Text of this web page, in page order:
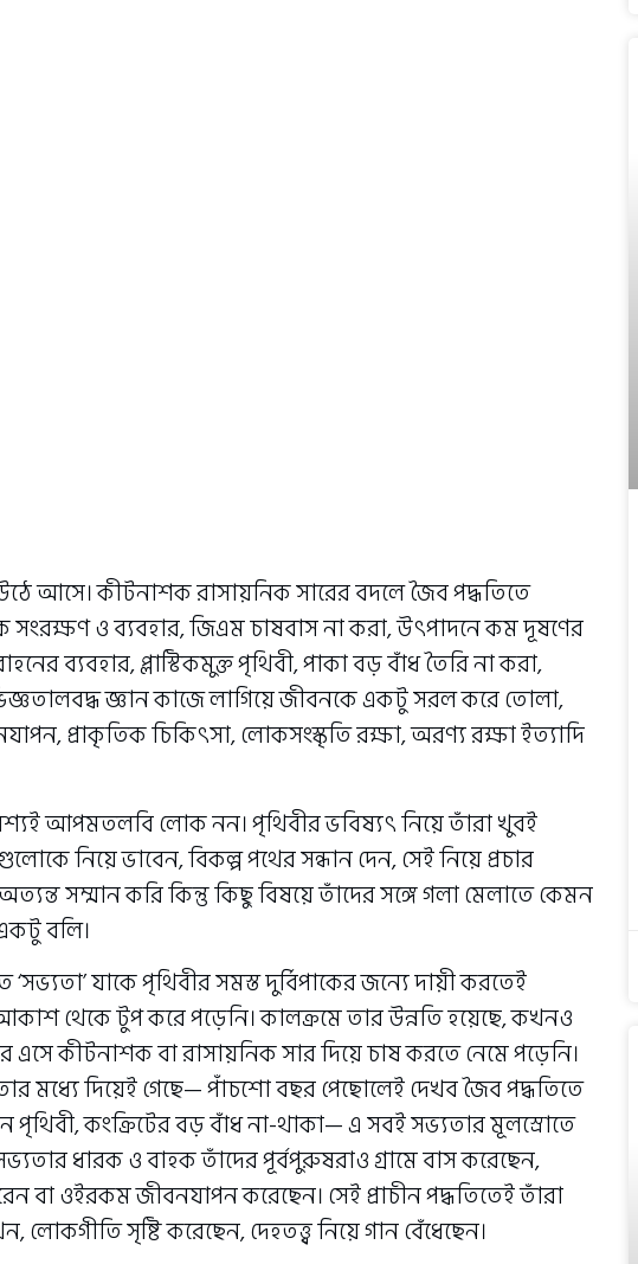
উঠে আসে। কীটনাশক রাসায়নিক সারের বদলে জৈব পদ্ধতিতে
ও ব্যবহার, জিএম চাষবাস না করা, উৎপাদনে কম দূষণের
ব্যবহার, প্লাস্টিকমুক্ত পৃথিবী, পাকা বড় বাঁধ তৈরি না করা,
জ্ঞান কাজে লাগিয়ে জীবনকে একটু সরল করে তোলা,
প্রাকৃতিক চিকিৎসা, লোকসংস্কৃতি রক্ষা, অরণ্য রক্ষা ইত্যাদি
আপমতলবি লোক নন। পৃথিবীর ভবিষ্যৎ নিয়ে তাঁরা খুবই
নিয়ে ভাবেন, বিকল্প পথের সন্ধান দেন, সেই নিয়ে প্রচার
সম্মান করি কিন্তু কিছু বিষয়ে তাঁদের সঙ্গে গলা মেলাতে কেমন
বলি।
যাকে পৃথিবীর সমস্ত দুর্বিপাকের জন্যে দায়ী করতেই
থেকে টুপ করে পড়েনি। কালক্রমে তার উন্নতি হয়েছে, কখনও
এসে কীটনাশক বা রাসায়নিক সার দিয়ে চাষ করতে নেমে পড়েনি।
মধ্যে দিয়েই গেছে— পাঁচশো বছর পেছোলেই দেখব জৈব পদ্ধতিতে
পৃথিবী, কংক্রিটের বড় বাঁধ না-থাকা— এ সবই সভ্যতার মূলস্রোতে
ধারক ও বাহক তাঁদের পূর্বপুরুষরাও গ্রামে বাস করেছেন,
বা ওইরকম জীবনযাপন করেছেন। সেই প্রাচীন পদ্ধতিতেই তাঁরা
লোকগীতি সৃষ্টি করেছেন, দেহতত্ত্ব নিয়ে গান বেঁধেছেন।